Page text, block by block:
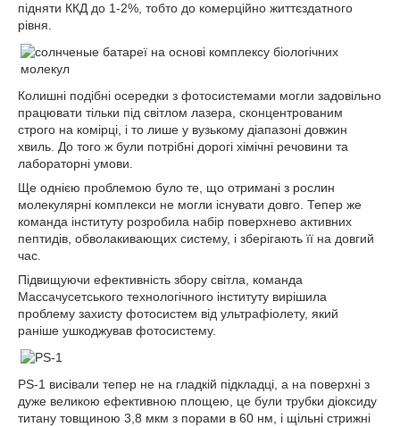
підняти ККД до 1-2%, тобто до комерційно життєздатного
рівня.
Колишні подібні осередки з фотосистемами могли задовільно
працювати тільки під світлом лазера, сконцентрованим
строго на комірці, і то лише у вузькому діапазоні довжин
хвиль. До того ж були потрібні дорогі хімічні речовини та
лабораторні умови.
Ще однією проблемою було те, що отримані з рослин
молекулярні комплекси не могли існувати довго. Тепер же
команда інституту розробила набір поверхнево активних
пептидів, обволакивающих систему, і зберігають її на довгий
час.
Підвищуючи ефективність збору світла, команда
Массачусетського технологічного інституту вирішила
проблему захисту фотосистем від ультрафіолету, який
раніше ушкоджував фотосистему.
PS-1 висівали тепер не на гладкій підкладці, а на поверхні з
дуже великою ефективною площею, це були трубки діоксиду
титану товщиною 3,8 мкм з порами в 60 нм, і щільні стрижні